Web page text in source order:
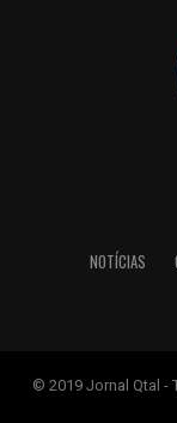
NOTÍCIAS
© 2019 Jornal Qtal -